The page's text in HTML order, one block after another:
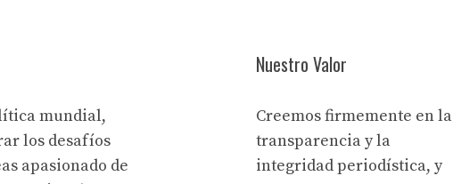
mundial,
los desafíos
apasionado de
Nuestro Valor
Creemos firmemente en la
transparencia y la
integridad periodística, y